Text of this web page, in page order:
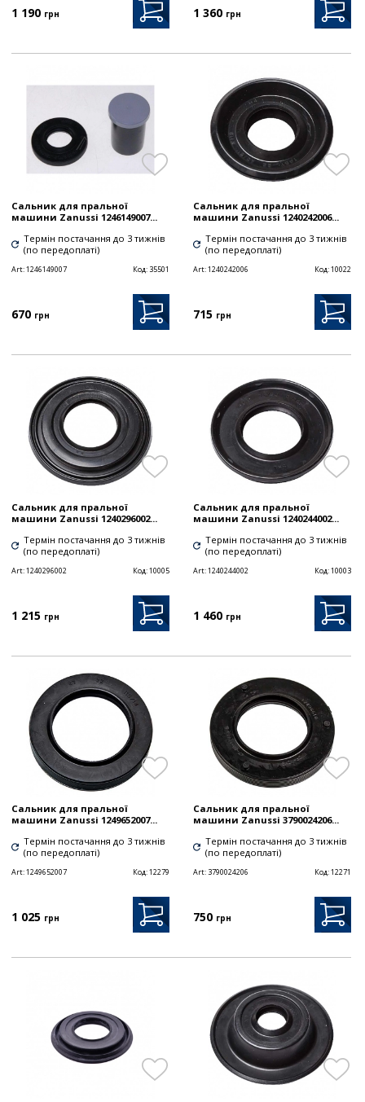
1 190 грн 1 360 грн
Сальник для пральної
машини Zanussi 1246149007...
Термін постачання до 3 тижнів
(по передоплаті)
Art:1246149007 Код: 35501
670 грн
Сальник для пральної
машини Zanussi 1240242006...
Термін постачання до 3 тижнів
(по передоплаті)
Art:1240242006 Код:10022
715 грн
Сальник для пральної
машини Zanussi 1240296002...
Термін постачання до 3 тижнів
(по передоплаті)
Art:1240296002 Код:10005
1 215 грн
Сальник для пральної
машини Zanussi 1240244002...
Термін постачання до 3 тижнів
(по передоплаті)
Art:1240244002 Код:10003
1 460 грн
Сальник для пральної
машини Zanussi 1249652007...
Термін постачання до 3 тижнів
(по передоплаті)
Art:1249652007 Код:12279
1 025 грн
Сальник для пральної
машини Zanussi 3790024206...
Термін постачання до 3 тижнів
(по передоплаті)
Art: 3790024206 Код:12271
750 грн